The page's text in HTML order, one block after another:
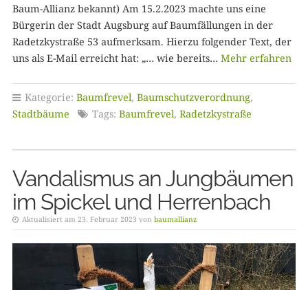
Baum-Allianz bekannt) Am 15.2.2023 machte uns eine
Bürgerin der Stadt Augsburg auf Baumfällungen in der
Radetzkystraße 53 aufmerksam. Hierzu folgender Text, der
uns als E-Mail erreicht hat: „… wie bereits… Mehr erfahren
Kategorie: Baumfrevel, Baumschutzverordnung,
Stadtbäume
Tags: Baumfrevel, Radetzkystraße
Vandalismus an Jungbäumen
im Spickel und Herrenbach
Aktualisiert am 23. Februar 2023 von baumallianz